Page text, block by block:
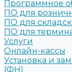
Программное
ПО для
ПО для
ПО для
Услуги
Онлайн-кассы
Установка и
(ФН)